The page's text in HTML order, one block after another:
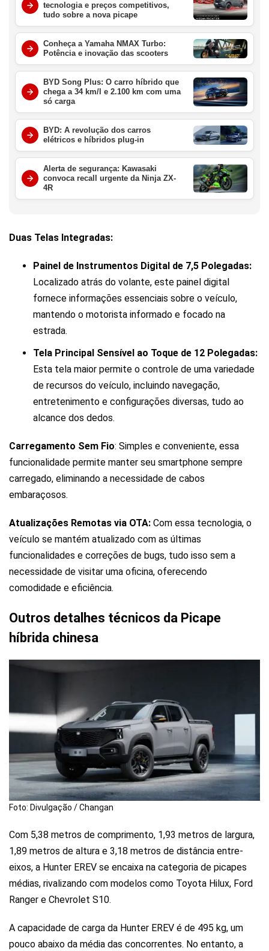
tecnologia e preços competitivos,
tudo sobre a nova picape
Conheça a Yamaha NMAX Turbo:
Potência e inovação das scooters
BYD Song Plus: O carro híbrido que
chega a 34 km/l e 2.100 km com uma
só carga
BYD: A revolução dos carros
elétricos e híbridos plug-in
Alerta de segurança: Kawasaki
convoca recall urgente da Ninja ZX-
4R
Duas Telas Integradas:
Painel de Instrumentos Digital de 7,5 Polegadas:
Localizado atrás do volante, este painel digital
fornece informações essenciais sobre o veículo,
mantendo o motorista informado e focado na
estrada.
Tela Principal Sensível ao Toque de 12 Polegadas:
Esta tela maior permite o controle de uma variedade
de recursos do veículo, incluindo navegação,
entretenimento e configurações diversas, tudo ao
alcance dos dedos.
Carregamento Sem Fio: Simples e conveniente, essa
funcionalidade permite manter seu smartphone sempre
carregado, eliminando a necessidade de cabos
embaraçosos.
Atualizações Remotas via OTA: Com essa tecnologia, o
veículo se mantém atualizado com as últimas
funcionalidades e correções de bugs, tudo isso sem a
necessidade de visitar uma oficina, oferecendo
comodidade e eficiência.
Outros detalhes técnicos da Picape
híbrida chinesa
Foto: Divulgação / Changan
Com 5,38 metros de comprimento, 1,93 metros de largura,
1,89 metros de altura e 3,18 metros de distância entre-
eixos, a Hunter EREV se encaixa na categoria de picapes
médias, rivalizando com modelos como Toyota Hilux, Ford
Ranger e Chevrolet S10.
A capacidade de carga da Hunter EREV é de 495 kg, um
pouco abaixo da média das concorrentes. No entanto, a